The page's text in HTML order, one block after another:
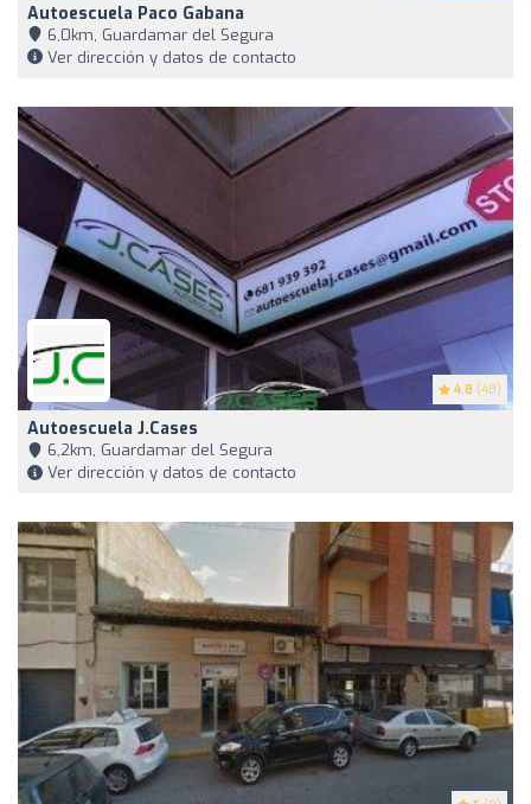
Autoescuela Paco Gabana
6,0km, Guardamar del Segura
Ver dirección y datos de contacto
4.8 (48)
Autoescuela J.Cases
6,2km, Guardamar del Segura
Ver dirección y datos de contacto